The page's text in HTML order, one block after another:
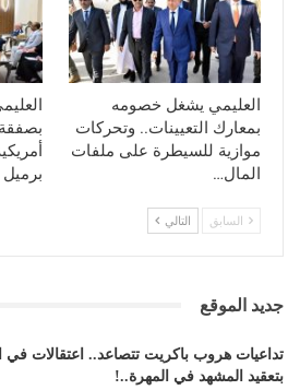
العليمي يشغل خصومه
بمعارك التعيينات.. وتحركات
موازية للسيطرة على ملفات
المال…
السابق التالي
جديد الموقع
تداعيات هروب باكريت تتصاعد.. اعتقالات في
بتعقيد المشهد في المهرة..!